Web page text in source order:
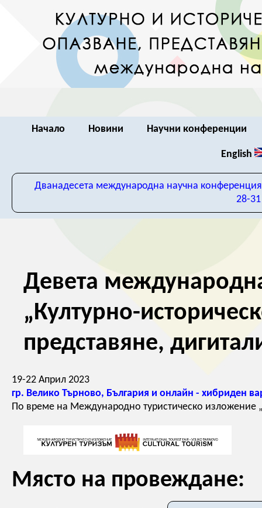
Начало Новини Научни конференции
English
Дванадесета международна научна
28-
Девета
„Културно-
представяне,
19-22 Април 2023
гр. Велико Търново, България и онлайн - хибриден
По време на Международно туристическо изложение
Място на провеждане: